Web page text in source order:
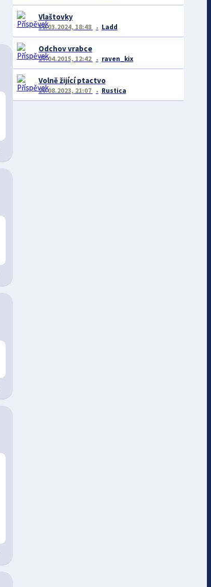
Vlaštovky
30.03.2024, 18:48 Ladd
Odchov vrabce
27.04.2015, 12:42 raven_kix
Volně žijící ptactvo
20.08.2023, 21:07 Rustica